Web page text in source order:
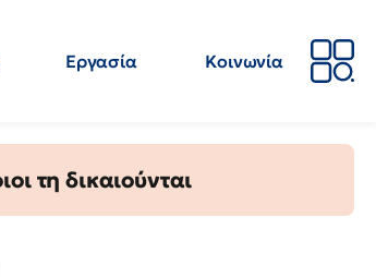
Εργασία
Κοινωνία
τη δικαιούνται